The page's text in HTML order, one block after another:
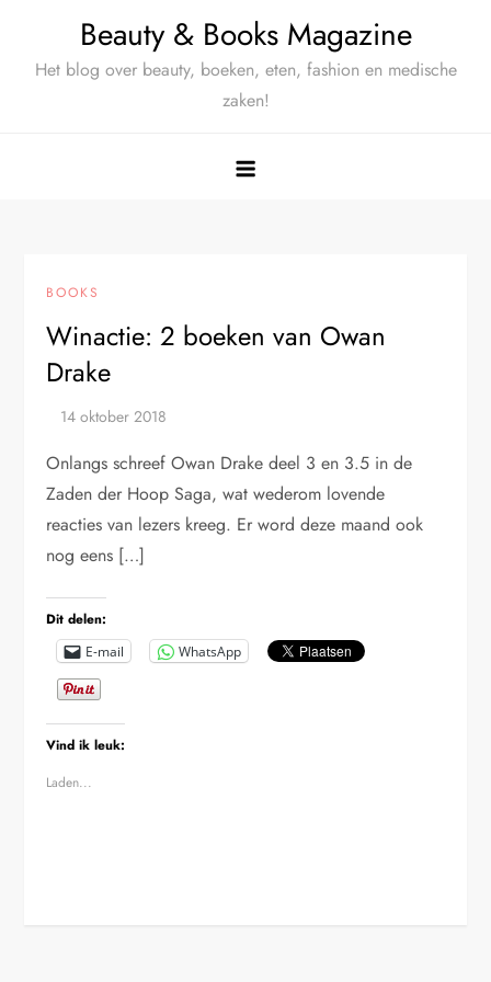
Beauty & Books Magazine
Het blog over beauty, boeken, eten, fashion en medische
zaken!
BOOKS
Winactie: 2 boeken van Owan
Drake
Onlangs schreef Owan Drake deel 3 en 3.5 in de
Zaden der Hoop Saga, wat wederom lovende
reacties van lezers kreeg. Er word deze maand ook
nog eens […]
Dit delen:
E-mail WhatsApp
Vind ik leuk:
Laden...